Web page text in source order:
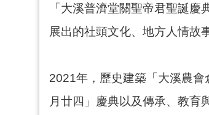
「大溪普濟堂關聖帝君聖誕
展出的社頭文化、地方人情故
2021年，歷史建築「大溪農
月廿四」慶典以及傳承、教育